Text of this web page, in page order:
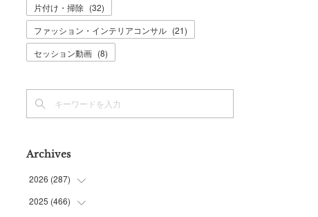
片付け・掃除 (32)
ファッション・インテリアコンサル (21)
セッション動画 (8)
Archives
2026 (287)
(8)
2025 (466)